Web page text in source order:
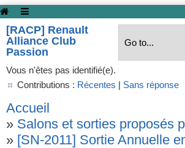
[RACP] Renault
Alliance Club
Passion
Vous n'êtes pas identifié(e).
Contributions : Récentes | Sans réponse
Accueil
» Salons et sorties proposés
» [SN-2011] Sortie Annuelle